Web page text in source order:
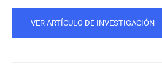
VER ARTÍCULO DE INVESTIGACIÓN